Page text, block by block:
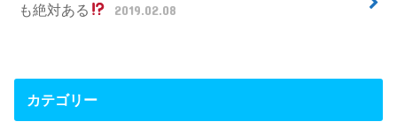
も絶対ある
2019.02.08
カテゴリー